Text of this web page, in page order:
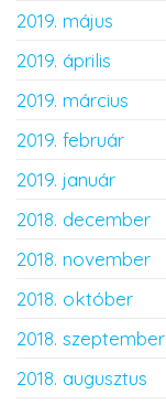
2019. május
2019. április
2019. március
2019. február
2019. január
2018. december
2018. november
2018. október
2018. szeptember
2018. augusztus